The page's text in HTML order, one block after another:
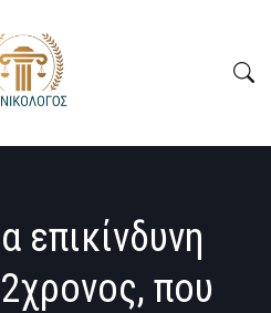
επικίνδυνη
που